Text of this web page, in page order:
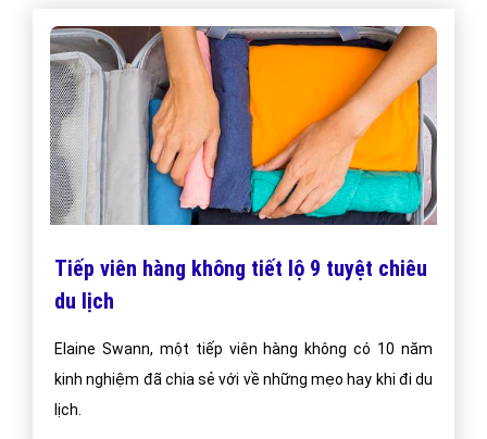
Tiếp viên hàng không tiết lộ 9 tuyệt chiêu
du lịch
Elaine Swann, một tiếp viên hàng không có 10 năm
kinh nghiệm đã chia sẻ với về những mẹo hay khi đi du
lịch.